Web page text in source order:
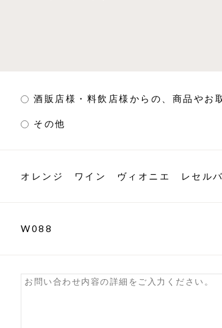
酒販店様・料飲店様からの、商品やお
その他
オレンジ ワイン ヴィオニエ レセルバ
W088